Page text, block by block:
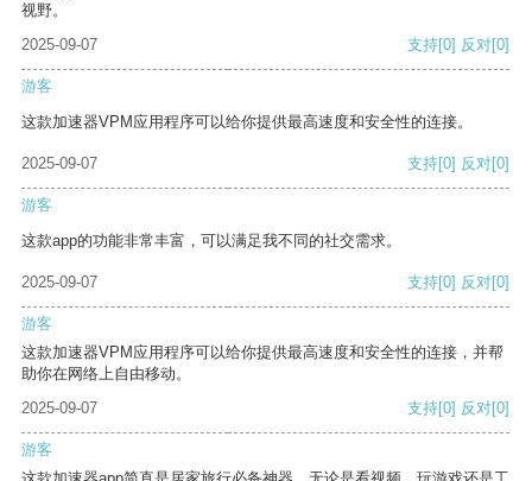
视野。
2025-09-07
支持[0] 反对[0]
游客
这款加速器VPM应用程序可以给你提供最高速度和安全性的连接。
2025-09-07 支持[0] 反对[0]
游客
这款app的功能非常丰富，可以满足我不同的社交需求。
2025-09-07 支持[0] 反对[0]
游客
这款加速器VPM应用程序可以给你提供最高速度和安全性的连接，并帮
助你在网络上自由移动。
2025-09-07
支持[0] 反对[0]
游客